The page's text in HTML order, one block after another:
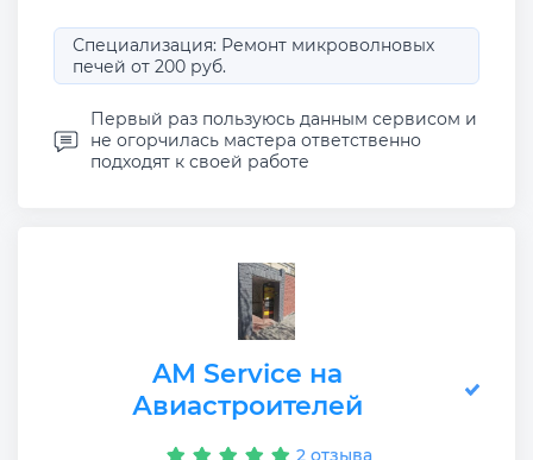
Специализация: Ремонт микроволновых
печей от 200 руб.
Первый раз пользуюсь данным сервисом и
не огорчилась мастера ответственно
подходят к своей работе
AM Service на
Авиастроителей